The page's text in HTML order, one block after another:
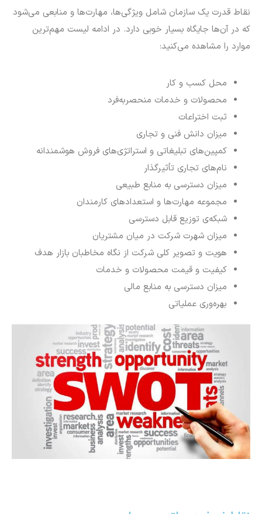
نقاط قدرت یک سازمان شامل ویژگی‌ها، مهارت‌ها و منابعی می‌شود
که در آن‌ها جایگاه بسیار خوبی دارد. در ادامه لیست مهم‌ترین
موارد را مشاهده می‌کنید:
محل کسب و کار
محصولات و خدمات منحصربه‌فرد
ثبت اختراعات
میزان دانش فنی و تجاری
کمپین‌های تبلیغاتی و استراتژی‌های فروش هوشمندانه
نام‌های تجاری تأثیرگذار
میزان دسترسی به منابع طبیعی
مجموعه مهارت‌ها و استعدادهای کارمندان
شبکه‌ی توزیع قابل دسترسی
میزان شهرت شرکت در میان مشتریان
هویت و تصویر کلی شرکت از نگاه مخاطبان بازار هدف
کیفیت و قیمت محصولات و خدمات
میزان دسترسی به منابع مالی
بهره‌وری عملیاتی